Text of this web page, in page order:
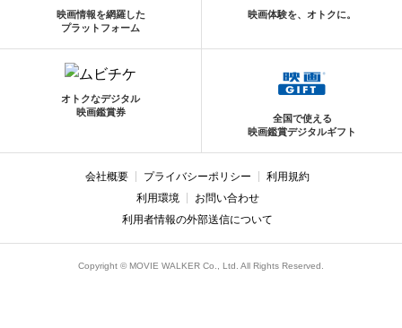
映画情報を網羅した
プラットフォーム
映画体験を、オトクに。
オトクなデジタル
映画鑑賞券
全国で使える
映画鑑賞デジタルギフト
会社概要 プライバシーポリシー
利用規約
利用環境
お問い合わせ
利用者情報の外部送信について
Copyright © MOVIE WALKER Co., Ltd. All Rights Reserved.